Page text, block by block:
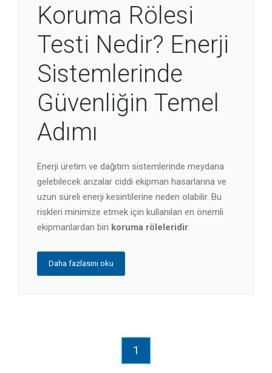
Koruma Rölesi
Testi Nedir? Enerji
Sistemlerinde
Güvenliğin Temel
Adımı
Enerji üretim ve dağıtım sistemlerinde meydana
gelebilecek arızalar ciddi ekipman hasarlarına ve
uzun süreli enerji kesintilerine neden olabilir. Bu
riskleri minimize etmek için kullanılan en önemli
ekipmanlardan biri koruma röleleridir.
Daha fazlasını oku
1